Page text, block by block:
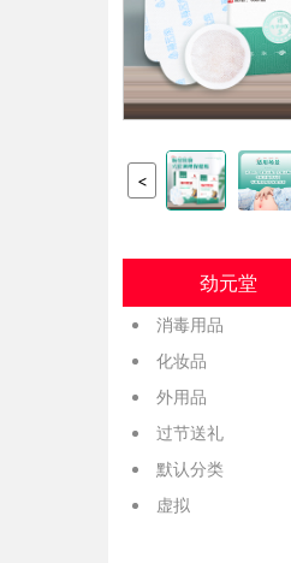
<
劲元堂
消毒用品
化妆品
外用品
过节送礼
默认分类
虚拟